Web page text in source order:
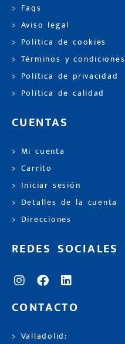
> Faqs
> Aviso legal
> Política de cookies
> Términos y condiciones
> Política de privacidad
> Política de calidad
CUENTAS
> Mi cuenta
> Carrito
> Iniciar sesión
> Detalles de la cuenta
> Direcciones
REDES SOCIALES
CONTACTO
> Valladolid: